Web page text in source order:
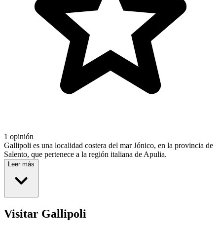
1 opinión
Gallipoli es una localidad costera del mar Jónico, en la provincia de
Salento, que pertenece a la región italiana de Apulia.
Leer más
Visitar Gallipoli